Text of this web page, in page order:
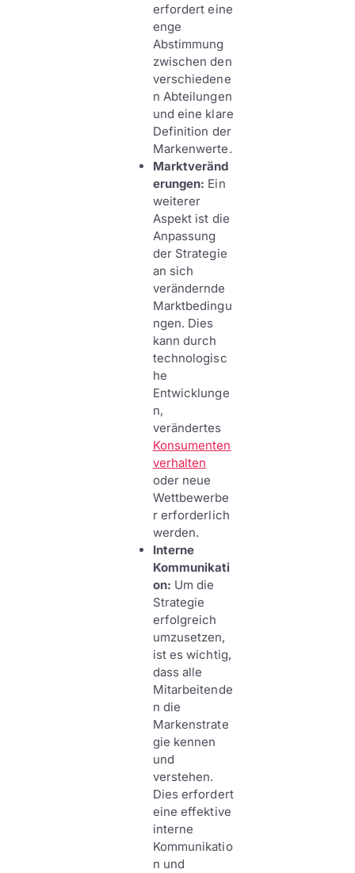
erfordert eine
enge
Abstimmung
zwischen den
verschiedene
n Abteilungen
und eine klare
Definition der
Markenwerte.
Marktveränd
erungen: Ein
weiterer
Aspekt ist die
Anpassung
der Strategie
an sich
verändernde
Marktbedingu
ngen. Dies
kann durch
technologisc
he
Entwicklunge
n,
verändertes
Konsumenten
verhalten
oder neue
Wettbewerbe
r erforderlich
werden.
Interne
Kommunikati
on: Um die
Strategie
erfolgreich
umzusetzen,
ist es wichtig,
dass alle
Mitarbeitende
n die
Markenstrate
gie kennen
und
verstehen.
Dies erfordert
eine effektive
interne
Kommunikatio
n und